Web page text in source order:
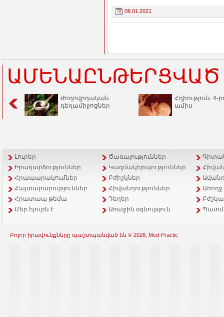
08.01.2021
Ժողովրդական
դեղամիջոցներ
Հղիություն. 4-
ամիս
Լուրեր Ծառայություններ
Իրադարձություններ
Կազմակերպություններ
Հրապարակումներ
Բժիշկներ
Հայտարարություններ
Հիվանդություններ
Հրատապ թեմա
Դեղեր
Մեր հյուրն է
Առաջին օգնություն
Բոլոր իրավունքները պաշտպանված են © 2026, Med-Practic